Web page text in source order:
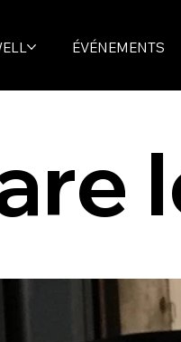
ÉVÉNEMENTS